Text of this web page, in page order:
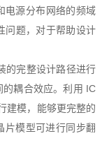
电源分布网络的频域
问题，对于帮助设计
的完整设计路径进行
的耦合效应。利用 IC
建模，能够更完整的
片模型可进行同步翻